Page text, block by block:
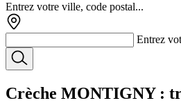
Entrez votre ville, code postal...
Entrez
Crèche MONTIGNY: